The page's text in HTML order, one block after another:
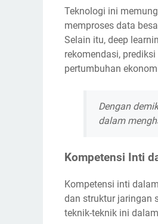
Teknologi ini
memproses data
Selain itu, deep
rekomendasi,
pertumbuhan
Dengan
dalam
Kompetensi Inti
Kompetensi inti
dan struktur jaringan
teknik-teknik ini